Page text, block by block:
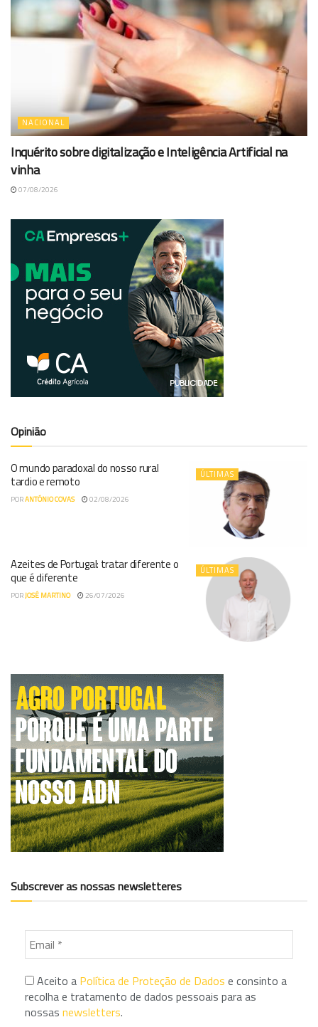
NACIONAL
Inquérito sobre digitalização e Inteligência Artificial na
vinha
07/08/2026
Opinião
ÚLTIMAS
O mundo paradoxal do nosso rural
tardio e remoto
PORANTÓNIO COVAS 02/08/2026
ÚLTIMAS
Azeites de Portugal: tratar diferente o
que é diferente
PORJOSÉ MARTINO 26/07/2026
Subscrever as nossas newsletteres
Aceito a Política de Proteção de Dados e consinto a
recolha e tratamento de dados pessoais para as
nossas newsletters.